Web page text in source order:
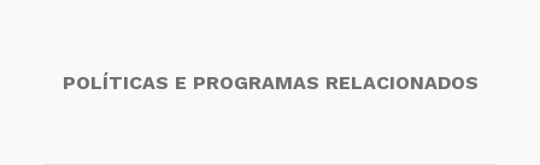
POLÍTICAS E PROGRAMAS RELACIONADOS